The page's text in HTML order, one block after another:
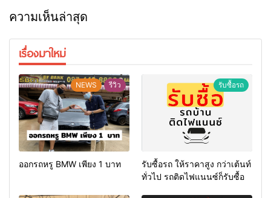
ความเห็นล่าสุด
เรื่องมาใหม่
NEWS รีวิว
ออกรถหรู BMW เพียง 1 บาท
รับซื้อรถ
รับซื้อรถ ให้ราคาสูง กว่าเต้นท์
ทั่วไป รถติดไฟแนนซ์ก็รับซื้อ